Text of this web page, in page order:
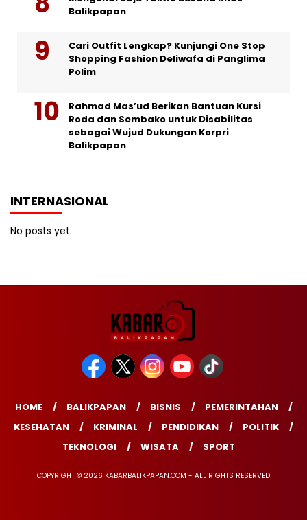
Balikpapan
Cari Outfit Lengkap? Kunjungi One Stop
Shopping Fashion Deliwafa di Panglima
Polim
Rahmad Mas’ud Berikan Bantuan Kursi
Roda dan Sembako untuk Disabilitas
sebagai Wujud Dukungan Korpri
Balikpapan
INTERNASIONAL
No posts yet.
HOME BALIKPAPAN BISNIS
PEMERINTAHAN
KESEHATAN
KRIMINAL PENDIDIKAN
POLITIK
TEKNOLOGI
WISATA SPORT
COPYRIGHT © 2026 KABARBALIKPAPAN.COM - ALL RIGHTS RESERVED